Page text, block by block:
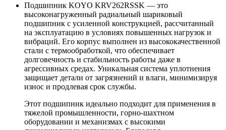
Подшипник KOYO KRV262RSSK — это
высоконагруженный радиальный шариковый
подшипник с усиленной конструкцией, рассчитанный
на эксплуатацию в условиях повышенных нагрузок и
вибраций. Его корпус выполнен из высококачественной
стали с термообработкой, что обеспечивает
долговечность и стабильность работы даже в
агрессивных средах. Уникальная система уплотнения
защищает детали от загрязнений и влаги, минимизируя
износ и продлевая срок службы.
Этот подшипник идеально подходит для применения в
тяжелой промышленности, горно-шахтном
оборудовании и механизмах с высокими